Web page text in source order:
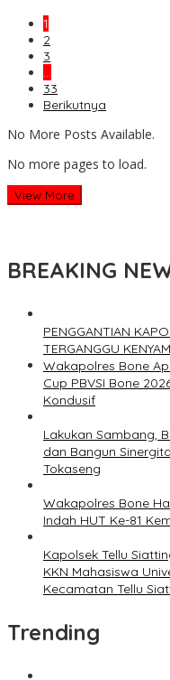
1
2
3
…
33
Berikutnya
No More Posts Available.
No more pages to load.
View More
BREAKING
PENGGANTIAN
TERGANGGU
Wakapolres Bone
Cup PBVSI Bone
Kondusif
Lakukan Sambang,
dan Bangun
Tokaseng
Wakapolres Bone
Indah HUT Ke-81
Kapolsek Tellu
KKN Mahasiswa
Kecamatan Tellu
Trending